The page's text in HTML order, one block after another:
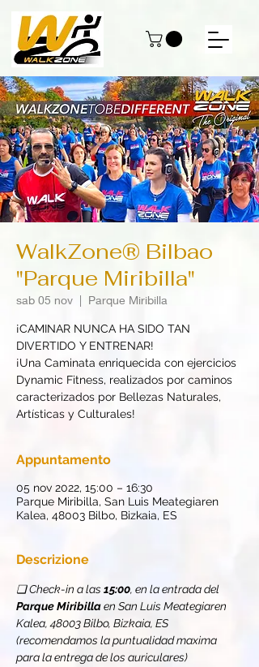
WalkZone® Bilbao
"Parque Miribilla"
sab 05 nov
  |
Parque Miribilla
¡CAMINAR NUNCA HA SIDO TAN
DIVERTIDO Y ENTRENAR!
¡Una Caminata enriquecida con ejercicios
Dynamic Fitness, realizados por caminos
caracterizados por Bellezas Naturales,
Artísticas y Culturales!
Appuntamento
05 nov 2022, 15:00 – 16:30
Parque Miribilla, San Luis Meategiaren
Kalea, 48003 Bilbo, Bizkaia, ES
Descrizione
❏ Check-in a las 15:00, en la entrada del
Parque Miribilla en San Luis Meategiaren
Kalea, 48003 Bilbo, Bizkaia, ES
(recomendamos la puntualidad maxima
para la entrega de los auriculares)